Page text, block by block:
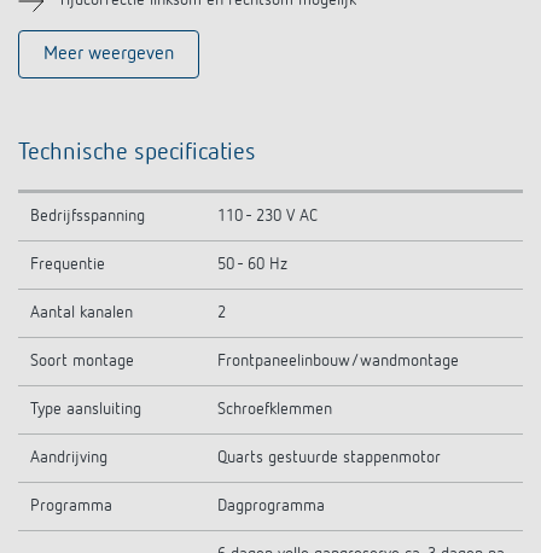
Meer weergeven
Technische specificaties
Bedrijfsspanning 110 - 230 V AC
Frequentie 50 - 60 Hz
Aantal kanalen 2
Soort montage Frontpaneelinbouw/wandmontage
Type aansluiting Schroefklemmen
Aandrijving Quarts gestuurde stappenmotor
Programma Dagprogramma